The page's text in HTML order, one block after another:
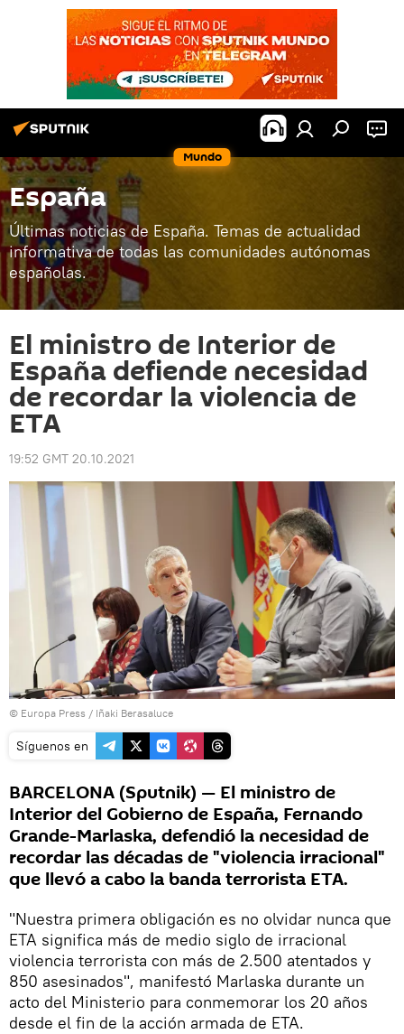
Mundo
España
Últimas noticias de España. Temas de actualidad
informativa de todas las comunidades autónomas
españolas.
El ministro de Interior de
España defiende necesidad
de recordar la violencia de
ETA
19:52 GMT 20.10.2021
© Europa Press / Iñaki Berasaluce
Síguenos en
BARCELONA (Sputnik) — El ministro de
Interior del Gobierno de España, Fernando
Grande-Marlaska, defendió la necesidad de
recordar las décadas de "violencia irracional"
que llevó a cabo la banda terrorista ETA.
"Nuestra primera obligación es no olvidar nunca que
ETA significa más de medio siglo de irracional
violencia terrorista con más de 2.500 atentados y
850 asesinados", manifestó Marlaska durante un
acto del Ministerio para conmemorar los 20 años
desde el fin de la acción armada de ETA.